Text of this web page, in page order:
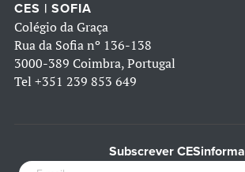
CES | SOFIA
Colégio da Graça
Rua da Sofia nº 136-138
3000-389 Coimbra, Portugal
Tel +351 239 853 649
Subscrever CESinforma